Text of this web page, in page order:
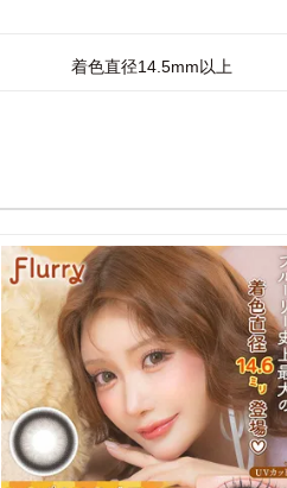
着色直径14.5mm以上